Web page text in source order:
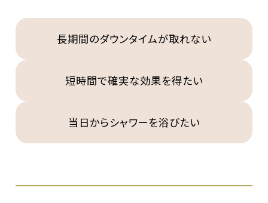
長期間のダウンタイムが取れない
短時間で確実な効果を得たい
当日からシャワーを浴びたい